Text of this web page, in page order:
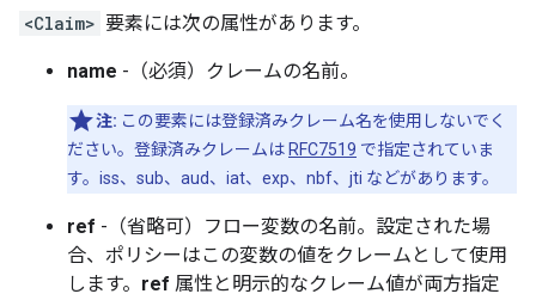
<Claim> 要素には次の属性があります。
name -（必須）クレームの名前。
注: この要素には登録済みクレーム名を使用しないでく
ださい。登録済みクレームは RFC7519 で指定されていま
す。iss、sub、aud、iat、exp、nbf、jti などがあります。
ref -（省略可）フロー変数の名前。設定された場
合、ポリシーはこの変数の値をクレームとして使用
します。 ref 属性と明示的なクレーム値が両方指定